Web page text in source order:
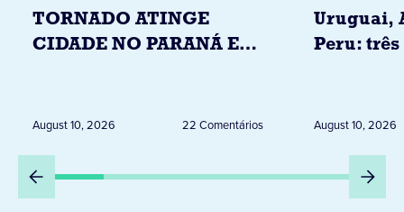
TORNADO ATINGE
CIDADE NO PARANÁ E
RURAL
August 10, 2026 22 Comentários
Uruguai,
Peru: três
August 10, 2026